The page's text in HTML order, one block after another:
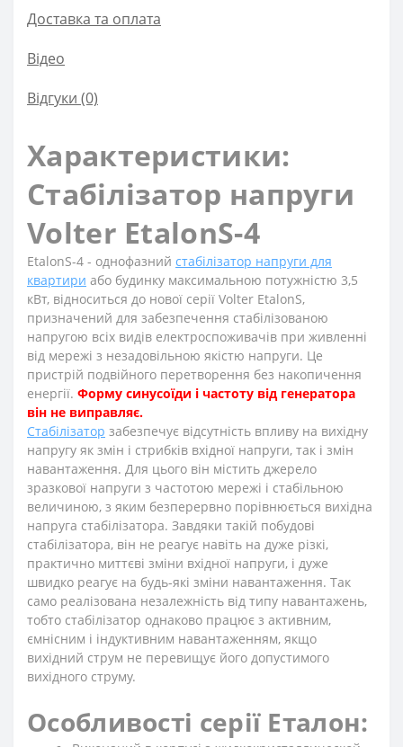
Доставка та оплата
Вiдео
Відгуки (0)
Характеристики:
Стабілізатор напруги
Volter EtalonS-4
EtalonS-4 - однофазний стабілізатор напруги для
квартири або будинку максимальною потужністю 3,5
кВт, відноситься до нової серії Volter EtalonS,
призначений для забезпечення стабілізованою
напругою всіх видів електроспоживачів при живленні
від мережі з незадовільною якістю напруги. Це
пристрій подвійного перетворення без накопичення
енергії. Форму синусоїди і частоту від генератора
він не виправляє.
Стабілізатор забезпечує відсутність впливу на вихідну
напругу як змін і стрибків вхідної напруги, так і змін
навантаження. Для цього він містить джерело
зразкової напруги з частотою мережі і стабільною
величиною, з яким безперервно порівнюється вихідна
напруга стабілізатора. Завдяки такій побудові
стабілізатора, він не реагує навіть на дуже різкі,
практично миттєві зміни вхідної напруги, і дуже
швидко реагує на будь-які зміни навантаження. Так
само реалізована незалежність від типу навантажень,
тобто стабілізатор однаково працює з активним,
ємнісним і індуктивним навантаженням, якщо
вихідний струм не перевищує його допустимого
вихідного струму.
Особливості серії Еталон: